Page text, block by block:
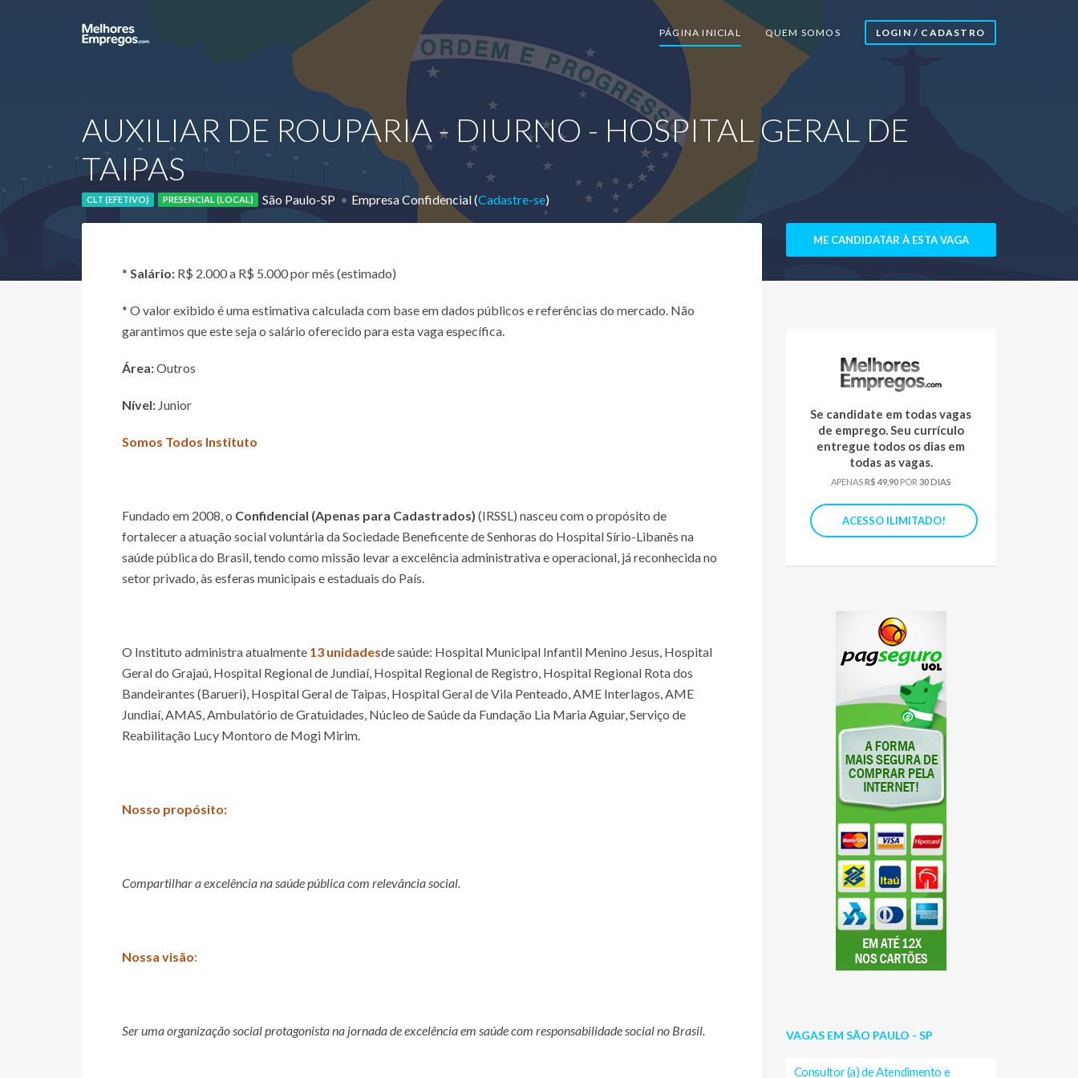
PÁGINA INICIAL QUEM SOMOS LOGIN / CADASTRO
AUXILIAR DE ROUPARIA - DIURNO - HOSPITAL GERAL DE
TAIPAS
CLT (EFETIVO) PRESENCIAL (LOCAL) São Paulo-SP Empresa Confidencial (Cadastre-se)
* Salário: R$ 2.000 a R$ 5.000 por mês (estimado)
* O valor exibido é uma estimativa calculada com base em dados públicos e referências do mercado. Não
garantimos que este seja o salário oferecido para esta vaga específica.
Área:Outros
Nível: Junior
Somos Todos Instituto
Fundado em 2008, o Confidencial (Apenas para Cadastrados) (IRSSL) nasceu com o propósito de
fortalecer a atuação social voluntária da Sociedade Beneficente de Senhoras do Hospital Sírio-Libanês na
saúde pública do Brasil, tendo como missão levar a excelência administrativa e operacional, já reconhecida no
setor privado, às esferas municipais e estaduais do País.
O Instituto administra atualmente 13 unidadesde saúde: Hospital Municipal Infantil Menino Jesus, Hospital
Geral do Grajaú, Hospital Regional de Jundiaí, Hospital Regional de Registro, Hospital Regional Rota dos
Bandeirantes (Barueri), Hospital Geral de Taipas, Hospital Geral de Vila Penteado, AME Interlagos, AME
Jundiaí, AMAS, Ambulatório de Gratuidades, Núcleo de Saúde da Fundação Lia Maria Aguiar, Serviço de
Reabilitação Lucy Montoro de Mogi Mirim.
Nosso propósito:
Compartilhar a excelência na saúde pública com relevância social.
Nossa visão:
Ser uma organização social protagonista na jornada de excelência em saúde com responsabilidade social no Brasil.
ME CANDIDATAR À ESTA VAGA
Se candidate em todas vagas
de emprego. Seu currículo
entregue todos os dias em
todas as vagas.
APENASR$ 49,90POR 30 DIAS
ACESSO ILIMITADO!
VAGAS EM SÃO PAULO - SP
Consultor (a) de Atendimento e